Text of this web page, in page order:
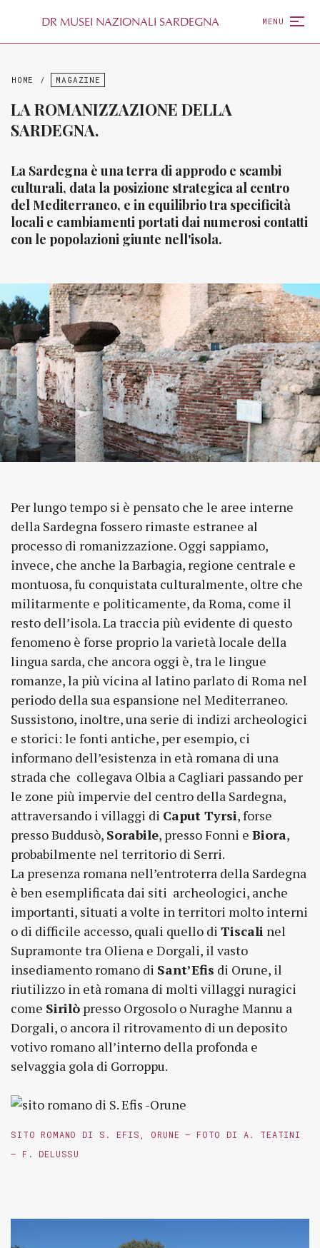
DR MUSEI NAZIONALI SARDEGNA MENU
HOME / MAGAZINE
LA ROMANIZZAZIONE DELLA
SARDEGNA.
La Sardegna è una terra di approdo e scambi
culturali, data la posizione strategica al centro
del Mediterraneo, e in equilibrio tra specificità
locali e cambiamenti portati dai numerosi contatti
con le popolazioni giunte nell'isola.
Per lungo tempo si è pensato che le aree interne
della Sardegna fossero rimaste estranee al
processo di romanizzazione. Oggi sappiamo,
invece, che anche la Barbagia, regione centrale e
montuosa, fu conquistata culturalmente, oltre che
militarmente e politicamente, da Roma, come il
resto dell’isola. La traccia più evidente di questo
fenomeno è forse proprio la varietà locale della
lingua sarda, che ancora oggi è, tra le lingue
romanze, la più vicina al latino parlato di Roma nel
periodo della sua espansione nel Mediterraneo.
Sussistono, inoltre, una serie di indizi archeologici
e storici: le fonti antiche, per esempio, ci
informano dell’esistenza in età romana di una
strada che collegava Olbia a Cagliari passando per
le zone più impervie del centro della Sardegna,
attraversando i villaggi di Caput Tyrsi, forse
presso Buddusò, Sorabile, presso Fonni e Biora,
probabilmente nel territorio di Serri.
La presenza romana nell’entroterra della Sardegna
è ben esemplificata dai siti archeologici, anche
importanti, situati a volte in territori molto interni
o di difficile accesso, quali quello di Tiscali nel
Supramonte tra Oliena e Dorgali, il vasto
insediamento romano di Sant’Efis di Orune, il
riutilizzo in età romana di molti villaggi nuragici
come Sirilò presso Orgosolo o Nuraghe Mannu a
Dorgali, o ancora il ritrovamento di un deposito
votivo romano all’interno della profonda e
selvaggia gola di Gorroppu.
SITO ROMANO DI S. EFIS, ORUNE – FOTO DI A. TEATINI
– F. DELUSSU